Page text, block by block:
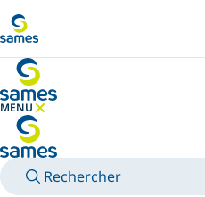
MENU
MASQUER LE MENU
Rechercher